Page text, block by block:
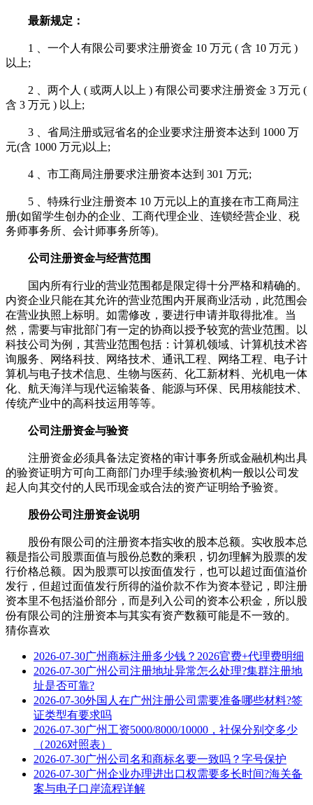
最新规定：
1 、一个人有限公司要求注册资金 10 万元 ( 含 10 万元 )
以上;
2 、两个人 ( 或两人以上 ) 有限公司要求注册资金 3 万元 (
含 3 万元 ) 以上;
3 、省局注册或冠省名的企业要求注册资本达到 1000 万
元(含 1000 万元)以上;
4 、市工商局注册要求注册资本达到 301 万元;
5 、特殊行业注册资本 10 万元以上的直接在市工商局注
册(如留学生创办的企业、工商代理企业、连锁经营企业、税
务师事务所、会计师事务所等)。
公司注册资金与经营范围
国内所有行业的营业范围都是限定得十分严格和精确的。
内资企业只能在其允许的营业范围内开展商业活动，此范围会
在营业执照上标明。如需修改，要进行申请并取得批准。当
然，需要与审批部门有一定的协商以授予较宽的营业范围。以
科技公司为例，其营业范围包括：计算机领域、计算机技术咨
询服务、网络科技、网络技术、通讯工程、网络工程、电子计
算机与电子技术信息、生物与医药、化工新材料、光机电一体
化、航天海洋与现代运输装备、能源与环保、民用核能技术、
传统产业中的高科技运用等等。
公司注册资金与验资
注册资金必须具备法定资格的审计事务所或金融机构出具
的验资证明方可向工商部门办理手续;验资机构一般以公司发
起人向其交付的人民币现金或合法的资产证明给予验资。
股份公司注册资金说明
股份有限公司的注册资本指实收的股本总额。实收股本总
额是指公司股票面值与股份总数的乘积，切勿理解为股票的发
行价格总额。因为股票可以按面值发行，也可以超过面值溢价
发行，但超过面值发行所得的溢价款不作为资本登记，即注册
资本里不包括溢价部分，而是列入公司的资本公积金，所以股
份有限公司的注册资本与其实有资产数额可能是不一致的。
猜你喜欢
2026-07-30广州商标注册多少钱？2026官费+代理费明细
2026-07-30广州公司注册地址异常怎么处理?集群注册地
址是否可靠?
2026-07-30外国人在广州注册公司需要准备哪些材料?签
证类型有要求吗
2026-07-30广州工资5000/8000/10000，社保分别交多少
（2026对照表）
2026-07-30广州公司名和商标名要一致吗？字号保护
2026-07-30广州企业办理进出口权需要多长时间?海关备
案与电子口岸流程详解